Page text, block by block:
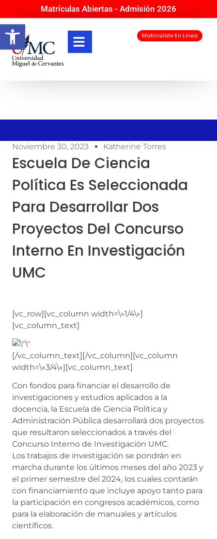
Abrir barra de herramientas
Matrículas Abiertas - Admisión 2026
Matricúlate En Línea
Noviembre 30, 2023 Katherine Torres
Escuela De Ciencia
Política Es Seleccionada
Para Desarrollar Dos
Proyectos Del Concurso
Interno En Investigación
UMC
[vc_row][vc_column width=\»1/4\»]
[vc_column_text]
[/vc_column_text][/vc_column][vc_column
width=\»3/4\»][vc_column_text]
Con fondos para financiar el desarrollo de
investigaciones y estudios aplicados a la
docencia, la Escuela de Ciencia Política y
Administración Pública desarrollará dos proyectos
que resultaron seleccionados a través del
Concurso Interno de Investigación UMC.
Los trabajos de investigación se pondrán en
marcha durante los últimos meses del año 2023 y
el primer semestre del 2024, los cuales contarán
con financiamiento que incluye apoyo tanto para
la participación en congresos académicos, como
para la elaboración de manuales y artículos
científicos.